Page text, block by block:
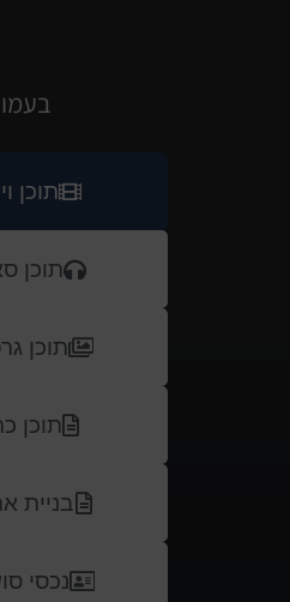
תוכן
תוכן
תוכן
תוכן
בניית
נכסי